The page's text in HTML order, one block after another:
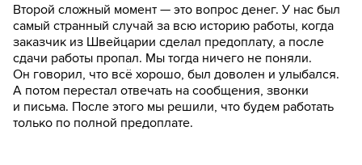
Второй сложный момент — это вопрос денег. У нас был
самый странный случай за всю историю работы, когда
заказчик из Швейцарии сделал предоплату, а после
сдачи работы пропал. Мы тогда ничего не поняли.
Он говорил, что всё хорошо, был доволен и улыбался.
А потом перестал отвечать на сообщения, звонки
и письма. После этого мы решили, что будем работать
только по полной предоплате.